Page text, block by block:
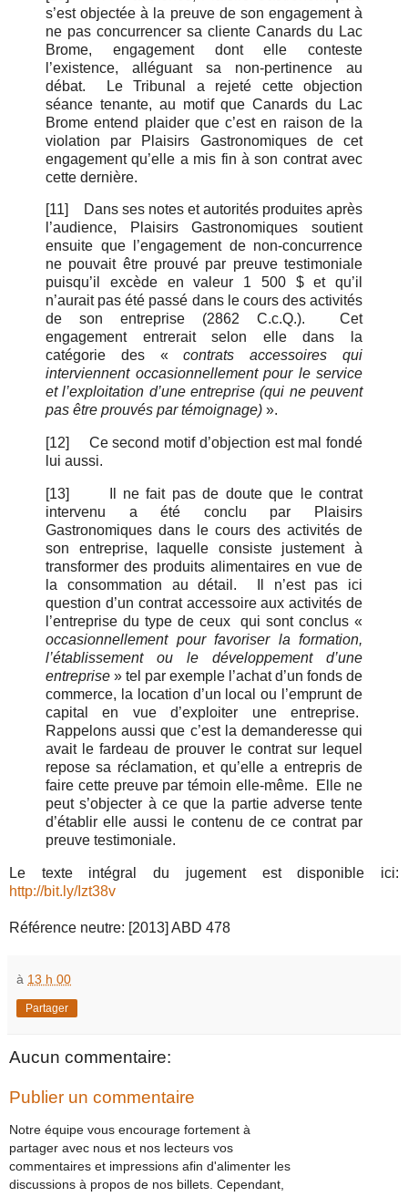
s’est objectée à la preuve de son engagement à
ne pas concurrencer sa cliente Canards du Lac
Brome, engagement dont elle conteste
l’existence, alléguant sa non-pertinence au
débat. Le Tribunal a rejeté cette objection
séance tenante, au motif que Canards du Lac
Brome entend plaider que c’est en raison de la
violation par Plaisirs Gastronomiques de cet
engagement qu’elle a mis fin à son contrat avec
cette dernière.
[11]
Dans ses notes et autorités produites après
l’audience, Plaisirs Gastronomiques soutient
ensuite que l’engagement de non-concurrence
ne pouvait être prouvé par preuve testimoniale
puisqu’il excède en valeur 1 500 $ et qu’il
n’aurait pas été passé dans le cours des activités
de son entreprise (2862 C.c.Q.). Cet
engagement entrerait selon elle dans la
catégorie des «contrats accessoires qui
interviennent occasionnellement pour le service
et l’exploitation d’une entreprise (qui ne peuvent
pas être prouvés par témoignage) ».
[12]
Ce second motif d’objection est mal fondé
lui aussi.
[13]
Il ne fait pas de doute que le contrat
intervenu a été conclu par Plaisirs
Gastronomiques dans le cours des activités de
son entreprise, laquelle consiste justement à
transformer des produits alimentaires en vue de
la consommation au détail. Il n’est pas ici
question d’un contrat accessoire aux activités de
l’entreprise du type de ceux qui sont conclus «
occasionnellement pour favoriser la formation,
l’établissement ou le développement d’une
entreprise » tel par exemple l’achat d’un fonds de
commerce, la location d’un local ou l’emprunt de
capital en vue d’exploiter une entreprise.
Rappelons aussi que c’est la demanderesse qui
avait le fardeau de prouver le contrat sur lequel
repose sa réclamation, et qu’elle a entrepris de
faire cette preuve par témoin elle-même. Elle ne
peut s’objecter à ce que la partie adverse tente
d’établir elle aussi le contenu de ce contrat par
preuve testimoniale.
Le texte intégral du jugement est disponible ici:
http://bit.ly/Izt38v
Référence neutre: [2013] ABD 478
à 13 h 00
Partager
Aucun commentaire:
Publier un commentaire
Notre équipe vous encourage fortement à
partager avec nous et nos lecteurs vos
commentaires et impressions afin d'alimenter les
discussions à propos de nos billets. Cependant,